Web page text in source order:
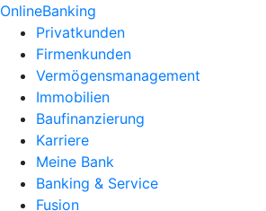
OnlineBanking
Privatkunden
Firmenkunden
Vermögensmanagement
Immobilien
Baufinanzierung
Karriere
Meine Bank
Banking & Service
Fusion